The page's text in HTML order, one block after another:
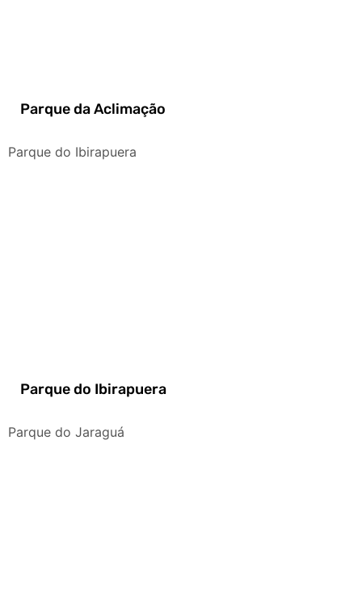
Parque da Aclimação
Parque do Ibirapuera
Parque do Ibirapuera
Parque do Jaraguá